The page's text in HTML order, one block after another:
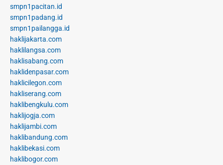
smpn1pacitan.id
smpn1padang.id
smpn1pailangga.id
haklijakarta.com
haklilangsa.com
haklisabang.com
haklidenpasar.com
haklicilegon.com
hakliserang.com
haklibengkulu.com
haklijogja.com
haklijambi.com
haklibandung.com
haklibekasi.com
haklibogor.com